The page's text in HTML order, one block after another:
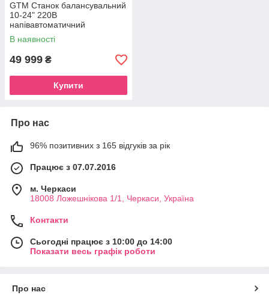
GTM Станок балансувальний
10-24" 220В
напівавтоматичний
В наявності
49 999 ₴
Купити
Про нас
96% позитивних з 165 відгуків за рік
Працює з 07.07.2016
м. Черкаси
18008 Ложешнікова 1/1, Черкаси, Україна
Контакти
Сьогодні працює з 10:00 до 14:00
Показати весь графік роботи
Про нас